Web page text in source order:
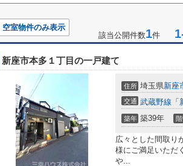
空室物件のみ表示
該当公開件数1件
新座市本多１丁目の一戸建て
住所 埼玉県新座
交通 武蔵野線 「
築年 築39年
広々とした間取り
様にご満足いただ
や...